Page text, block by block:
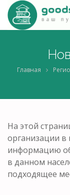
Главная
На этой
организации в
информацию
в данном
подходящее